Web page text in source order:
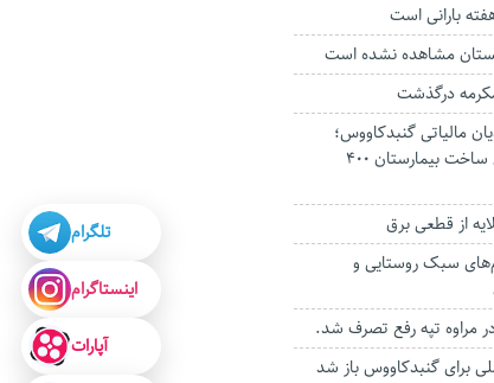
بارانی است
مشاهده نشده است
درگذشت
مالیاتی گنبدکاووس؛
نشان‌دار کردن مالیات برای ساخت بیمارستان ۴۰۰
از قطعی برق
سبک روستایی و
برای گنبدکاووس باز شد
تلگرام
اینستاگرام
آپارات